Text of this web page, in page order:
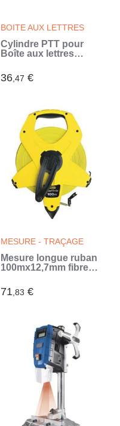
BOITE AUX LETTRES
Cylindre PTT pour
Boîte aux lettres
Normé La Poste
36,47 €
MESURE - TRAÇAGE
Mesure longue ruban
100mx12,7mm fibre
- STANLEY - 2-34-777
71,83 €